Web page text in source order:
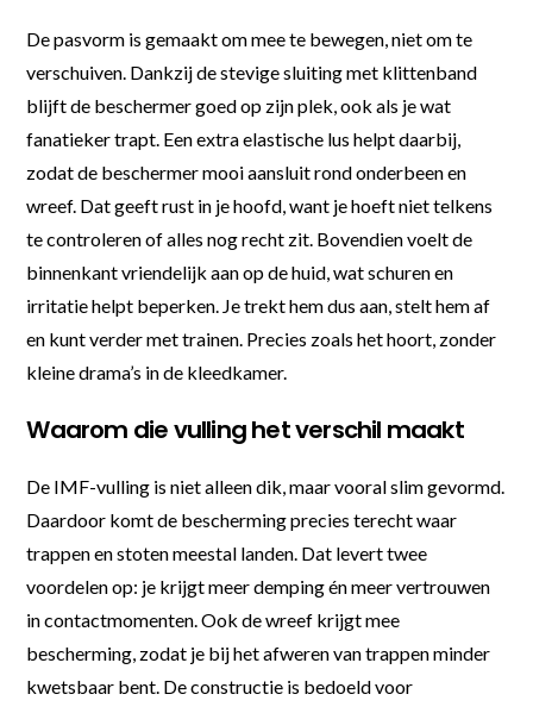
De pasvorm is gemaakt om mee te bewegen, niet om te
verschuiven. Dankzij de stevige sluiting met klittenband
blijft de beschermer goed op zijn plek, ook als je wat
fanatieker trapt. Een extra elastische lus helpt daarbij,
zodat de beschermer mooi aansluit rond onderbeen en
wreef. Dat geeft rust in je hoofd, want je hoeft niet telkens
te controleren of alles nog recht zit. Bovendien voelt de
binnenkant vriendelijk aan op de huid, wat schuren en
irritatie helpt beperken. Je trekt hem dus aan, stelt hem af
en kunt verder met trainen. Precies zoals het hoort, zonder
kleine drama’s in de kleedkamer.
Waarom die vulling het verschil maakt
De IMF-vulling is niet alleen dik, maar vooral slim gevormd.
Daardoor komt de bescherming precies terecht waar
trappen en stoten meestal landen. Dat levert twee
voordelen op: je krijgt meer demping én meer vertrouwen
in contactmomenten. Ook de wreef krijgt mee
bescherming, zodat je bij het afweren van trappen minder
kwetsbaar bent. De constructie is bedoeld voor